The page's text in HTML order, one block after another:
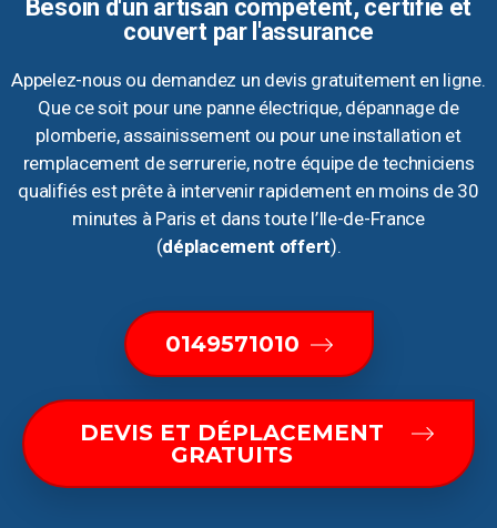
Besoin d'un artisan compétent, certifié et
couvert par l'assurance
Appelez-nous ou demandez un devis gratuitement en ligne.
Que ce soit pour une panne électrique, dépannage de
plomberie, assainissement ou pour une installation et
remplacement de serrurerie, notre équipe de techniciens
qualifiés est prête à intervenir rapidement en moins de 30
minutes à Paris et dans toute l’Ile-de-France
(déplacement offert).
0149571010
DEVIS ET DÉPLACEMENT
GRATUITS